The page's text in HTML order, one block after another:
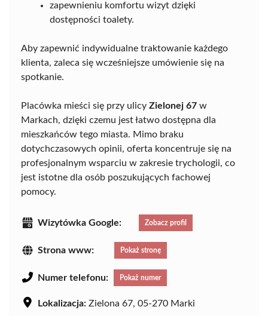
zapewnieniu komfortu wizyt dzięki
dostępności toalety.
Aby zapewnić indywidualne traktowanie każdego
klienta, zaleca się wcześniejsze umówienie się na
spotkanie.
Placówka mieści się przy ulicy Zielonej 67 w
Markach, dzięki czemu jest łatwo dostępna dla
mieszkańców tego miasta. Mimo braku
dotychczasowych opinii, oferta koncentruje się na
profesjonalnym wsparciu w zakresie trychologii, co
jest istotne dla osób poszukujących fachowej
pomocy.
Wizytówka Google: Zobacz profil
Strona www: Pokaż stronę
Numer telefonu: Pokaż numer
Lokalizacja: Zielona 67, 05-270 Marki